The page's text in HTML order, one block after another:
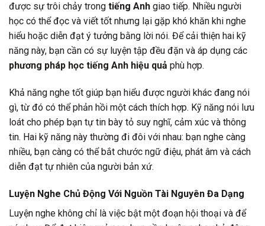
được sự trôi chảy trong tiếng Anh giao tiếp. Nhiều người
học có thể đọc và viết tốt nhưng lại gặp khó khăn khi nghe
hiểu hoặc diễn đạt ý tưởng bằng lời nói. Để cải thiện hai kỹ
năng này, bạn cần có sự luyện tập đều đặn và áp dụng các
phương pháp học tiếng Anh hiệu quả phù hợp.
Khả năng nghe tốt giúp bạn hiểu được người khác đang nói
gì, từ đó có thể phản hồi một cách thích hợp. Kỹ năng nói lưu
loát cho phép bạn tự tin bày tỏ suy nghĩ, cảm xúc và thông
tin. Hai kỹ năng này thường đi đôi với nhau: bạn nghe càng
nhiều, bạn càng có thể bắt chước ngữ điệu, phát âm và cách
diễn đạt tự nhiên của người bản xứ.
Luyện Nghe Chủ Động Với Nguồn Tài Nguyên Đa Dạng
Luyện nghe không chỉ là việc bật một đoạn hội thoại và để